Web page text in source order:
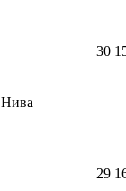
Нива
30
29